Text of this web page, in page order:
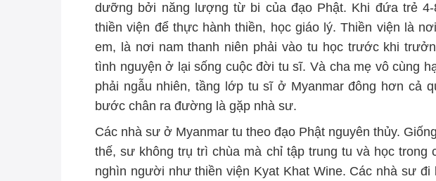
dưỡng bởi năng lượng từ bi của đạo Phật. Khi đứa trẻ
thiền viện để thực hành thiền, học giáo lý. Thiền viện là
em, là nơi nam thanh niên phải vào tu học trước khi
tình nguyện ở lại sống cuộc đời tu sĩ. Và cha mẹ vô cùng
phải ngẫu nhiên, tầng lớp tu sĩ ở Myanmar đông hơn cả
bước chân ra đường là gặp nhà sư.
Các nhà sư ở Myanmar tu theo đạo Phật nguyên thủy.
thế, sư không trụ trì chùa mà chỉ tập trung tu và học trong
nghìn người như thiền viện Kyat Khat Wine. Các nhà sư đi